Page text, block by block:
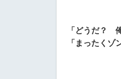
「どうだ？
「まったくゾ